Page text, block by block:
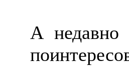
А недавно